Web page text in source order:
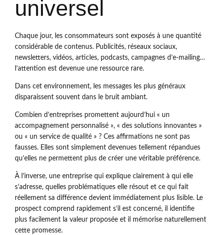
universel
Chaque jour, les consommateurs sont exposés à une quantité
considérable de contenus. Publicités, réseaux sociaux,
newsletters, vidéos, articles, podcasts, campagnes d’e-mailing…
l’attention est devenue une ressource rare.
Dans cet environnement, les messages les plus généraux
disparaissent souvent dans le bruit ambiant.
Combien d’entreprises promettent aujourd’hui « un
accompagnement personnalisé », « des solutions innovantes »
ou « un service de qualité » ? Ces affirmations ne sont pas
fausses. Elles sont simplement devenues tellement répandues
qu’elles ne permettent plus de créer une véritable préférence.
À l’inverse, une entreprise qui explique clairement à qui elle
s’adresse, quelles problématiques elle résout et ce qui fait
réellement sa différence devient immédiatement plus lisible. Le
prospect comprend rapidement s’il est concerné, il identifie
plus facilement la valeur proposée et il mémorise naturellement
cette promesse.